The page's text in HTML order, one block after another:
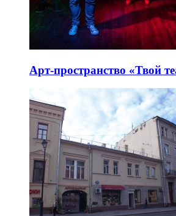
Арт-пространство «Твой